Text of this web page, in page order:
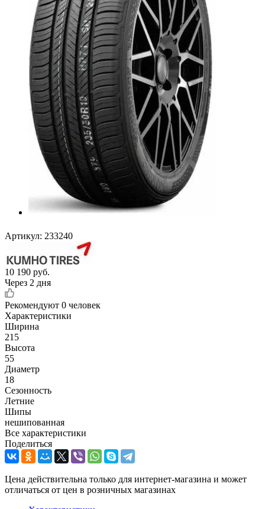
Артикул: 233240
10 190 руб.
Через 2 дня
Рекомендуют 0 человек
Характеристики
Ширина
215
Высота
55
Диаметр
18
Сезонность
Летние
Шипы
нешипованная
Все характеристики
Поделиться
Цена действительна только для интернет-магазина и может
отличаться от цен в розничных магазинах